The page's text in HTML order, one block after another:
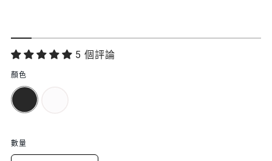
功
能
特
5 個評論
顏色
數量